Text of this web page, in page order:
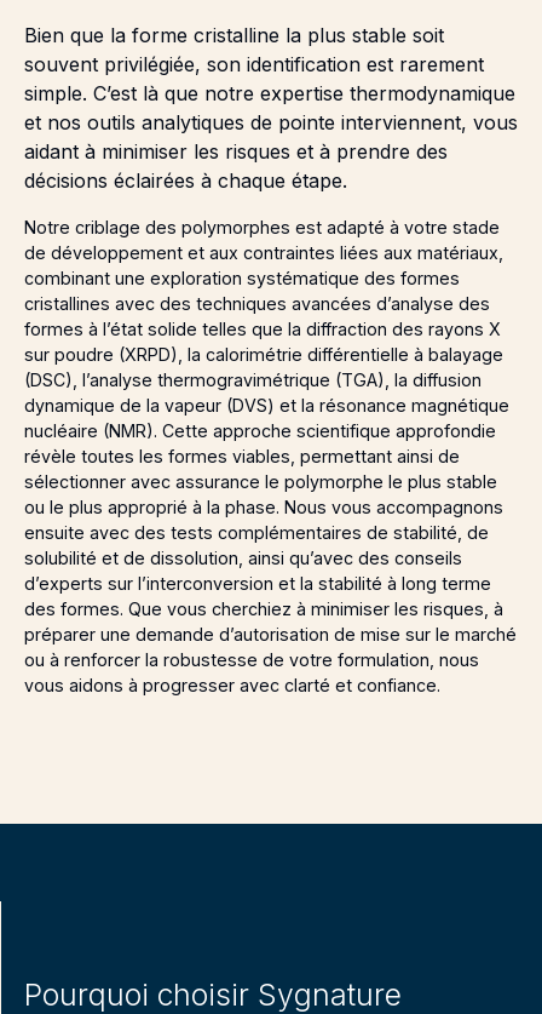
Bien que la forme cristalline la plus stable soit
souvent privilégiée, son identification est rarement
simple. C’est là que notre expertise thermodynamique
et nos outils analytiques de pointe interviennent, vous
aidant à minimiser les risques et à prendre des
décisions éclairées à chaque étape.
Notre criblage des polymorphes est adapté à votre stade
de développement et aux contraintes liées aux matériaux,
combinant une exploration systématique des formes
cristallines avec des techniques avancées d’analyse des
formes à l’état solide telles que la diffraction des rayons X
sur poudre (XRPD), la calorimétrie différentielle à balayage
(DSC), l’analyse thermogravimétrique (TGA), la diffusion
dynamique de la vapeur (DVS) et la résonance magnétique
nucléaire (NMR). Cette approche scientifique approfondie
révèle toutes les formes viables, permettant ainsi de
sélectionner avec assurance le polymorphe le plus stable
ou le plus approprié à la phase. Nous vous accompagnons
ensuite avec des tests complémentaires de stabilité, de
solubilité et de dissolution, ainsi qu’avec des conseils
d’experts sur l’interconversion et la stabilité à long terme
des formes. Que vous cherchiez à minimiser les risques, à
préparer une demande d’autorisation de mise sur le marché
ou à renforcer la robustesse de votre formulation, nous
vous aidons à progresser avec clarté et confiance.
Pourquoi choisir Sygnature